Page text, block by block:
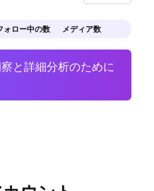
ォロー中の数 メディア数
と詳細分析のために